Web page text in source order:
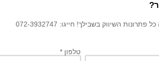
השיווק בשבילך! חייגו: 072-3932747
טלפון *